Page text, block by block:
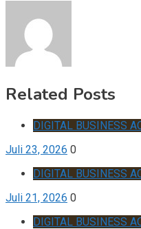
Related Posts
DIGITAL BUSINESS
Juli 23, 2026 0
DIGITAL BUSINESS
Juli 21, 2026 0
DIGITAL BUSINESS